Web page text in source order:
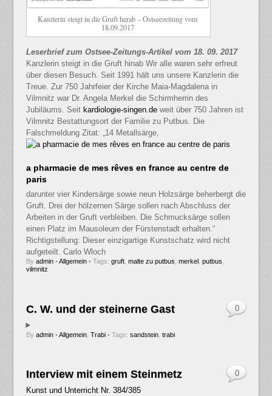
Kanzlerin steigt in die Gruft herab – Ostseezeitung vom
18.09.2017
Leserbrief zum Ostsee-Zeitungs-Artikel vom 18. 09. 2017
Kanzlerin steigt in die Gruft hinab Wir alle waren sehr erfreut
über diesen Besuch. Seit 1991 hält uns unsere Kanzlerin die
Treue. Zur 750 Jahrfeier der Kirche Maia-Magdalena in
Vilmnitz war Dr. Angela Merkel die Schirmherrin des
Jubiläums. Seit kardiologie-singen.deweit über 750 Jahren ist
Vilmnitz Bestattungsort der Familie zu Putbus. Die
Falschmeldung Zitat: „14 Metallsärge,
a pharmacie de mes rêves en france au centre de
paris
darunter vier Kindersärge sowie neun Holzsärge beherbergt die
Gruft. Drei der hölzernen Särge sollen nach Abschluss der
Arbeiten in der Gruft verbleiben. Die Schmucksärge sollen
einen Platz im Mausoleum der Fürstenstadt erhalten.“
Richtigstellung: Dieser einzigartige Kunstschatz wird nicht
aufgeteilt. Carlo Wloch
By admin• Allgemein • Tags: gruft, malte zu putbus merkel putbus
vilmnitz
C. W. und der steinerne Gast
By admin• Allgemein, Trabi
0
• Tags: sandstein, trabi
Interview mit einem Steinmetz
Kunst und Unterricht Nr. 384/385
0